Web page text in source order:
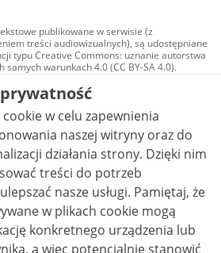
publikowane w serwisie (z
treści audiowizualnych), są udostępniane
typu Creative Commons: uznanie autorstwa
samych warunkach 4.0 (CC BY-SA 4.0).
audiowizualne, w tym zdjęcia, materiały
są udostępniane na licencji typu
Commons: uznanie autorstwa użycie
- bez utworów zależnych 4.0 (CC BY-
o ile nie jest to stwierdzone inaczej.
w celu zapewnienia
naszej witryny oraz do
działania strony. Dzięki nim
treści do potrzeb
nasze usługi. Pamiętaj, że
w plikach cookie mogą
konkretnego urządzenia lub
a więc potencjalnie stanowić